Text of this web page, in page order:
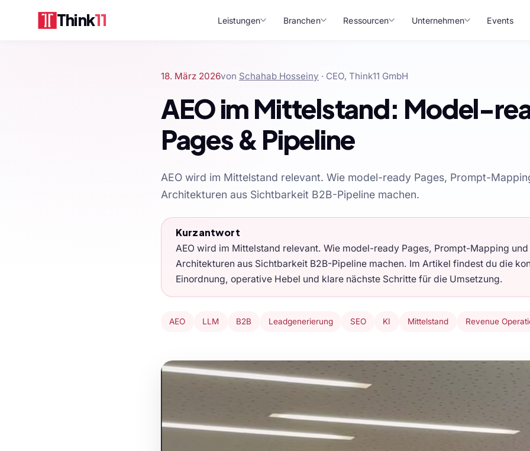
Think11 Leistungen Branchen Ressourcen Unternehmen Events
18. März 2026von Schahab Hosseiny · CEO, Think11 GmbH
AEO im Mittelstand: Model-
Pages & Pipeline
AEO wird im Mittelstand relevant. Wie model-ready Pages, Prompt-
Architekturen aus Sichtbarkeit B2B-Pipeline machen.
Kurzantwort
AEO wird im Mittelstand relevant. Wie model-ready Pages, Prompt-Mapping
Architekturen aus Sichtbarkeit B2B-Pipeline machen. Im Artikel findest du die
Einordnung, operative Hebel und klare nächste Schritte für die Umsetzung.
AEO LLM B2B Leadgenerierung SEO KI Mittelstand Revenue